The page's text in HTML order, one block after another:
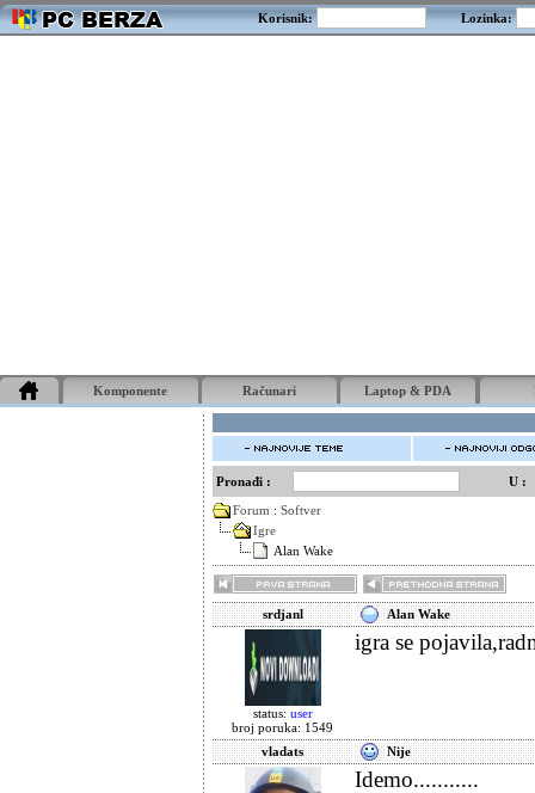
Korisnik: Lozinka:
Komponente Računari Laptop & PDA
Pronađi :
U :
Forum : Softver
Igre
Alan Wake
srdjanl Alan Wake
status: user
broj poruka: 1549
igra se
vladats Nije
Idemo...........